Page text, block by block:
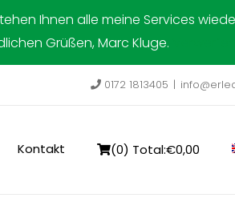
Ihnen alle meine Services
Grüßen, Marc Kluge.
0172 1813405 |
Kontakt (0) Total:€0,00